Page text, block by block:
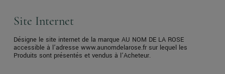
Site Internet
Désigne le site internet de la marque AU NOM DE LA ROSE
accessible à l’adresse www.aunomdelarose.fr sur lequel les
Produits sont présentés et vendus à l’Acheteur.